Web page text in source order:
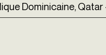
Dominicaine,